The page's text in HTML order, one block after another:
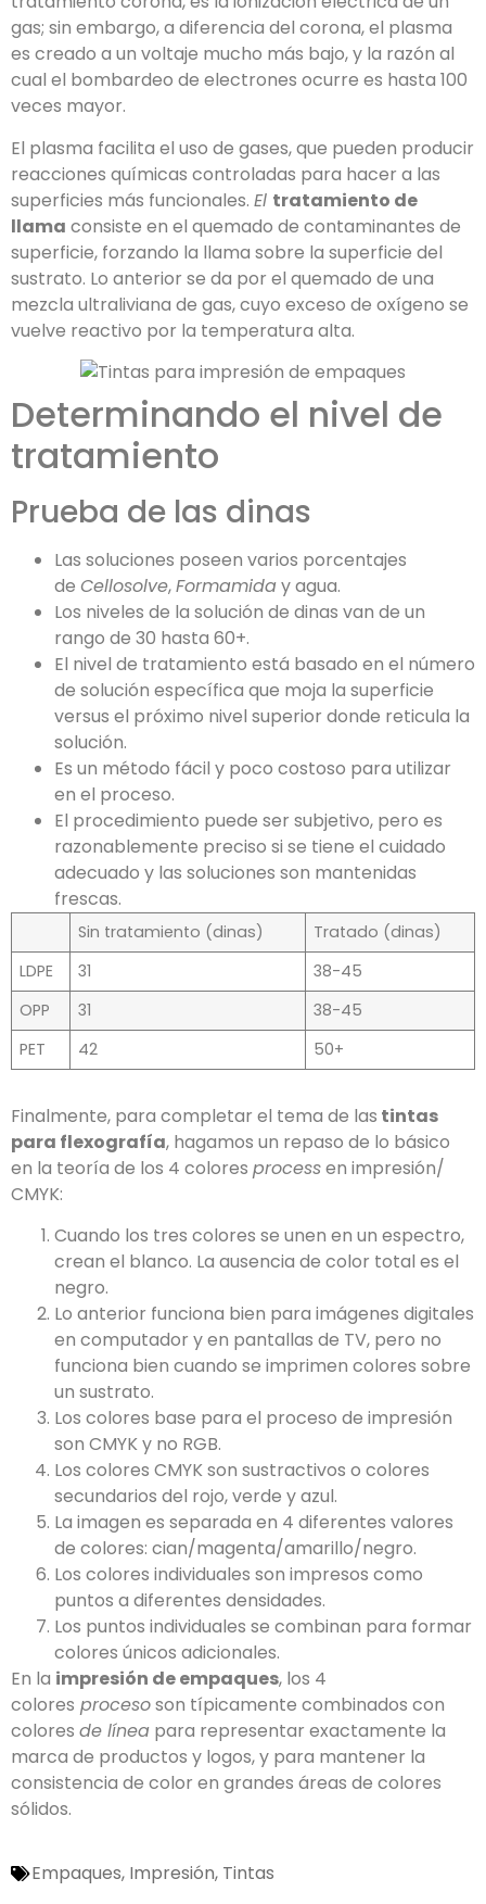
gas; sin embargo, a diferencia del corona, el plasma
es creado a un voltaje mucho más bajo, y la razón al
cual el bombardeo de electrones ocurre es hasta 100
veces mayor.
El plasma facilita el uso de gases, que pueden producir
reacciones químicas controladas para hacer a las
superficies más funcionales. El tratamiento de
llama consiste en el quemado de contaminantes de
superficie, forzando la llama sobre la superficie del
sustrato. Lo anterior se da por el quemado de una
mezcla ultraliviana de gas, cuyo exceso de oxígeno se
vuelve reactivo por la temperatura alta.
Determinando el nivel de
tratamiento
Prueba de las dinas
Las soluciones poseen varios porcentajes
de Cellosolve,Formamiday agua.
Los niveles de la solución de dinas van de un
rango de 30 hasta 60+.
El nivel de tratamiento está basado en el número
de solución específica que moja la superficie
versus el próximo nivel superior donde reticula la
solución.
Es un método fácil y poco costoso para utilizar
en el proceso.
El procedimiento puede ser subjetivo, pero es
razonablemente preciso si se tiene el cuidado
adecuado y las soluciones son mantenidas
frescas.
Sin tratamiento (dinas)
Tratado (dinas)
LDPE
31
38-45
OPP
31
38-45
PET
42 50+
Finalmente, para completar el tema de las tintas
para flexografía, hagamos un repaso de lo básico
en la teoría de los 4 colores processen impresión/
CMYK:
Cuando los tres colores se unen en un espectro,
crean el blanco. La ausencia de color total es el
negro.
Lo anterior funciona bien para imágenes digitales
en computador y en pantallas de TV, pero no
funciona bien cuando se imprimen colores sobre
un sustrato.
Los colores base para el proceso de impresión
son CMYK y no RGB.
Los colores CMYK son sustractivos o colores
secundarios del rojo, verde y azul.
La imagen es separada en 4 diferentes valores
de colores: cian/magenta/amarillo/negro.
Los colores individuales son impresos como
puntos a diferentes densidades.
Los puntos individuales se combinan para formar
colores únicos adicionales.
En la impresión de empaques, los 4
colores procesoson típicamente combinados con
colores de línea para representar exactamente la
marca de productos y logos, y para mantener la
consistencia de color en grandes áreas de colores
sólidos.
Empaques, Impresión, Tintas